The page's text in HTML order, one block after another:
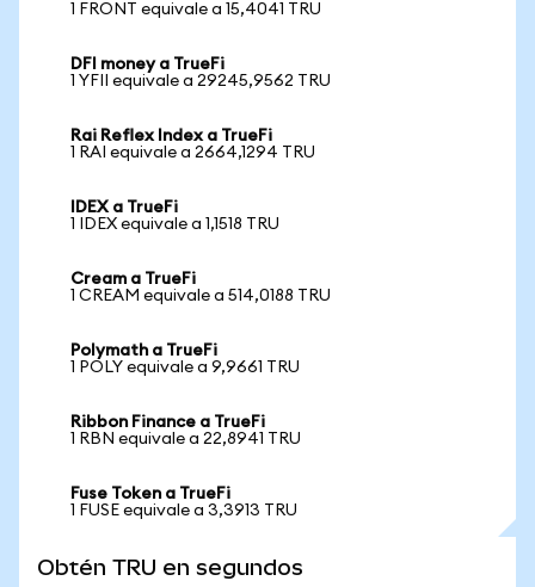
1 FRONT equivale a 15,4041 TRU
DFI money a TrueFi
1 YFII equivale a 29245,9562 TRU
Rai Reflex Index a TrueFi
1 RAI equivale a 2664,1294 TRU
IDEX a TrueFi
1 IDEX equivale a 1,1518 TRU
Cream a TrueFi
1 CREAM equivale a 514,0188 TRU
Polymath a TrueFi
1 POLY equivale a 9,9661 TRU
Ribbon Finance a TrueFi
1 RBN equivale a 22,8941 TRU
Fuse Token a TrueFi
1 FUSE equivale a 3,3913 TRU
Obtén TRU en segundos